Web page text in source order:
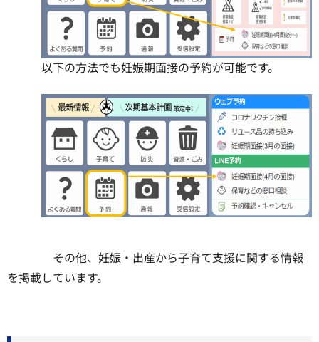
以下の方法でも妊娠期面接の予約が可能です。
その他、妊娠・出産から子育て支援に関する情報
を掲載しています。